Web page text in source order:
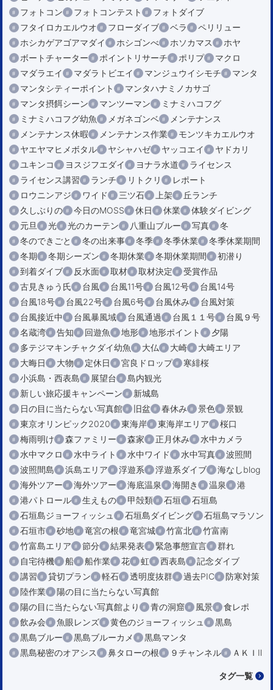
フォトコン
フォトコンテスト
フォトダイブ
フタイロカエルウオ
フローダイブ ベラ
ペリリュー
ホシカゲアゴアマダイ
ホシゴンべ ホソカマス
ホヤ
ボートチャーター
ポイントリサーチ ポリプ
マクロ
マダラエイ
マダラトビエイ マンジュウイシモチ
マンタ
マンタシティーポイント
マンタハナミノカサゴ
マンタ摂餌シーン
マンツーマン
ミナミハコフグ
ミナミハコフグ幼魚
メガネゴンベ
メンテナンス
メンテナンス休暇
メンテナンス作業
モンツキカエルウオ
ヤエヤマヒメボタル
ヤシャハゼ ヤッコエイ
ヤドカリ
ユキンコ
ヨスジフエダイ ヨナラ水道
ライセンス
ライセンス講習
ランチ リトクリ
レポート
ロウニンアジ
ワイド 三ツ石 上架
丘ランチ
久しぶりの
今日のMOSS 休日 休業
体験ダイビング
元旦
光 光のカーテン 八重山ブルー 写真
冬
冬のできごと
冬の出来事 冬季 冬季休業
冬季休業期間
冬期
冬期シーズン 冬期休業 冬期休業期間
初潜り
到着ダイブ
反水面 取材 取材決定
受賞作品
古見きゅう氏
台風 台風11号 台風12号
台風14号
台風18号
台風22号 台風6号 台風休み
台風対策
台風接近中
台風暴風域 台風通過 台風１１号
台風９号
名蔵湾
告知 回遊魚 地形 地形ポイント
夕陽
多テジマキンチャクダイ幼魚
大仏 大崎
大崎エリア
大晦日
大物 定休日 宮良ドロップ
寒緋桜
小浜島・西表島
展望台
島内観光
新しい旅応援キャンペーン
新城島
日の目に当たらない写真館
旧盆 春休み 景色
景観
東京オリンピック2020
東海岸 東海岸エリア
桜口
梅雨明け
森ファミリー 森家 正月休み
水中カメラ
水中マクロ
水中ライト 水中ワイド 水中写真
波照間
波照間島
浜島エリア 浮遊系 浮遊系ダイブ
海なしblog
海外ツアー
海外ツアー 海底温泉 海開き 温泉
港
港パトロール
生えもの 甲殻類 石垣
石垣島
石垣島ジョーフィッシュ
石垣島ダイビング
石垣島マラソン
石垣市
砂地 竜宮の根 竜宮城 竹富北
竹富南
竹富島エリア
節分 結果発表 緊急事態宣言
群れ
自宅待機
船 船作業 花 虹 西表島
記念ダイブ
講習
貸切プラン 軽石 透明度抜群 過去PIC
防寒対策
陸作業
陽の目に当たらない写真館
陽の目に当たらない写真館より
青の洞窟 風景
食レポ
飲み会
魚眼レンズ 黄色のジョーフィッシュ
黒島
黒島ブルー
黒島ブルーカメ
黒島マンタ
黒島秘密のオアシス
鼻タローの根 ９チャンネル ＡＫＩⅡ
タグ一覧